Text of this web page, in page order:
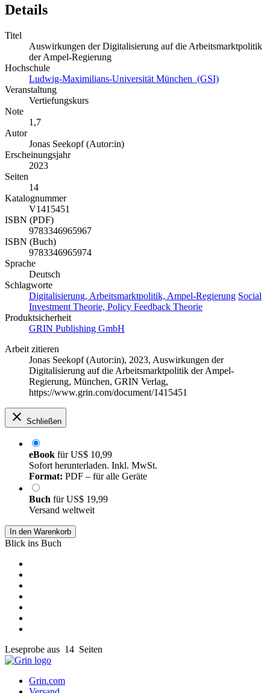
Details
Titel
Auswirkungen der Digitalisierung auf die Arbeitsmarktpolitik
der Ampel-Regierung
Hochschule
Ludwig-Maximilians-Universität München (GSI)
Veranstaltung
Vertiefungskurs
Note
1,7
Autor
Jonas Seekopf (Autor:in)
Erscheinungsjahr
2023
Seiten
14
Katalognummer
V1415451
ISBN (PDF)
9783346965967
ISBN (Buch)
9783346965974
Sprache
Deutsch
Schlagworte
Digitalisierung, Arbeitsmarktpolitik, Ampel-Regierung Social
Investment Theorie, Policy Feedback Theorie
Produktsicherheit
GRIN Publishing GmbH
Arbeit zitieren
Jonas Seekopf (Autor:in), 2023, Auswirkungen der
Digitalisierung auf die Arbeitsmarktpolitik der Ampel-
Regierung, München, GRIN Verlag,
https://www.grin.com/document/1415451
Schließen
eBook fürUS$ 10,99
Sofort herunterladen. Inkl. MwSt.
Format: PDF – für alle Geräte
Buch fürUS$ 19,99
Versand weltweit
In den Warenkorb
Blick ins Buch
Leseprobe aus 14 Seiten
Grin.com